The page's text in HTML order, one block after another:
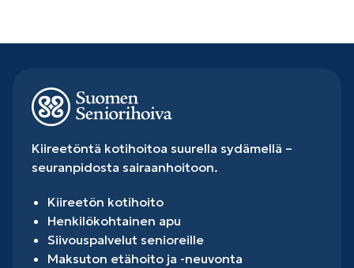
Kiireetöntä kotihoitoa suurella sydämellä –
seuranpidosta sairaanhoitoon.
Kiireetön kotihoito
Henkilökohtainen apu
Siivouspalvelut senioreille
Maksuton etähoito ja -neuvonta